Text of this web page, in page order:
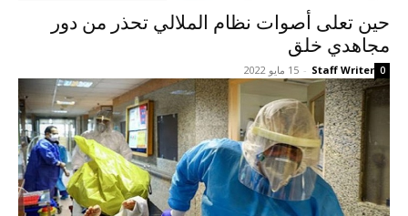
حین تعلی أصوات نظام الملالي تحذر من دور
مجاهدي خلق
Staff Writer
- 15 مايو 2022 0